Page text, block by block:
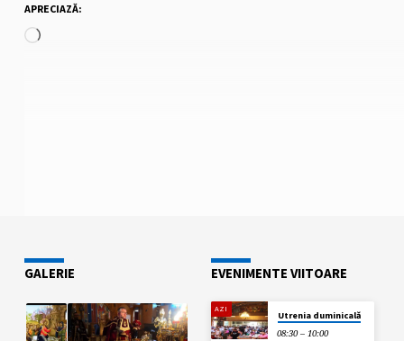
APRECIAZĂ:
Încarc...
GALERIE EVENIMENTE VIITOARE
AZI
Utrenia duminicală
08:30 – 10:00